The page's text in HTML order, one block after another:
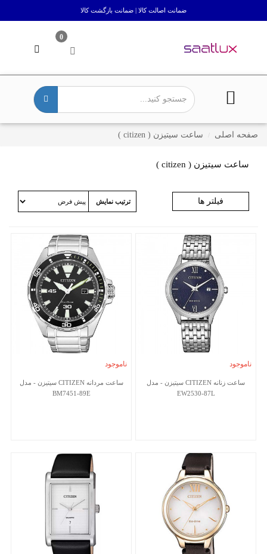
ضمانت اصالت کالا | ضمانت بازگشت کالا
0
صفحه اصلی ساعت سیتیزن ( citizen )
ساعت سیتیزن ( citizen )
فیلتر ها ترتیب نمایش
ناموجود
ساعت زنانه CITIZEN سیتیزن - مدل
EW2530-87L
ناموجود
ساعت مردانه CITIZEN سیتیزن - مدل
BM7451-89E